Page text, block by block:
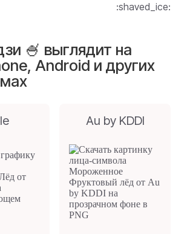
:shaved_ice:
🍧 выглядит на
Android и других
Au by KDDI